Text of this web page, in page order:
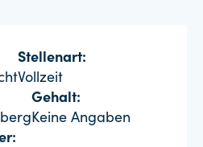
Stellenart:
Vollzeit
Gehalt:
Keine Angaben